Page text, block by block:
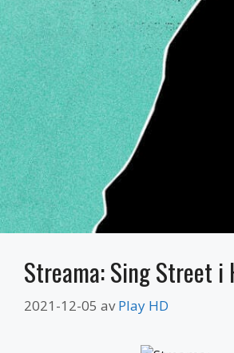
Streama: Sing Street i
2021-12-05 avPlay HD